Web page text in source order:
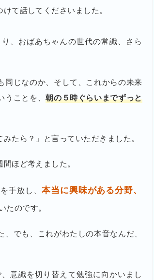
て話してくださいました。
、おばあちゃんの世代の常識、さら
同じなのか、そして、これからの未来
うことを、朝の５時ぐらいまでずっと
たら？」と言っていただきました。
ほど考えました。
手放し、 本当に興味がある分野、
のです。
でも、これがわたしの本音なんだ、
意識を切り替えて勉強に向かいまし